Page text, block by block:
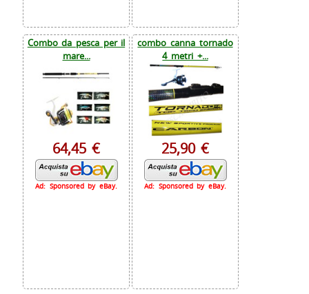
Combo da pesca per il
mare...
64,45 €
Ad: Sponsored by eBay.
combo canna tornado
4 metri +...
25,90 €
Ad: Sponsored by eBay.